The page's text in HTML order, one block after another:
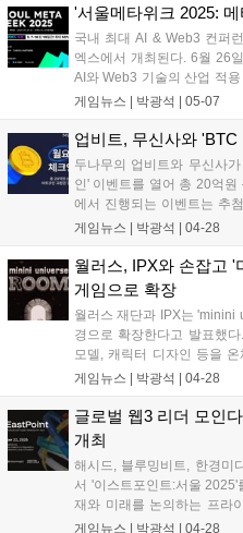
다....
'서울메타위크 2025:
국내 최대 AI & Web3 컨퍼
엑스에서 개최된다. 6월 26
AI와 Web3 기술의 산업 적
특히 Web3 트랙에서는 AI가
다....
게임뉴스 | 박광석 | 05-07
업비트, 무신사와
두나무의 업비트와 무신사
인' 이벤트를 열어 총 20억원
에서 진행되는 이벤트는 추
등 10만 명의 업비트 신규 가
게임뉴스 | 박광석 | 04-28
월러스, IPX와 손잡고 '
게임으로 확장
월러스 재단과 IPX는 'minini
경으로 확장한다고 발표했
모델, 캐릭터 디자인 등을
게임플레이를 제공한다. 플
로운 웹3 엔터테인먼트를 구
게임뉴스 | 박광석 | 04-28
글로벌 웹3 리더 모인
개최
해시드, 블루밍비트, 한경미
서 '이스트포인트:서울
재와 미래를 논의하는 프라
AI와 디지털자산 융합 등 주
게임뉴스 | 박광석 | 04-28